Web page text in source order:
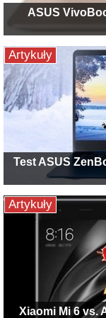
ASUS
Test ASUS
Artykuły
Xiaomi Mi 6 vs.
Artykuły